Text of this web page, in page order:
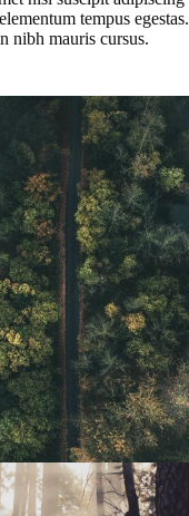
tempus egestas.
nibh mauris cursus.